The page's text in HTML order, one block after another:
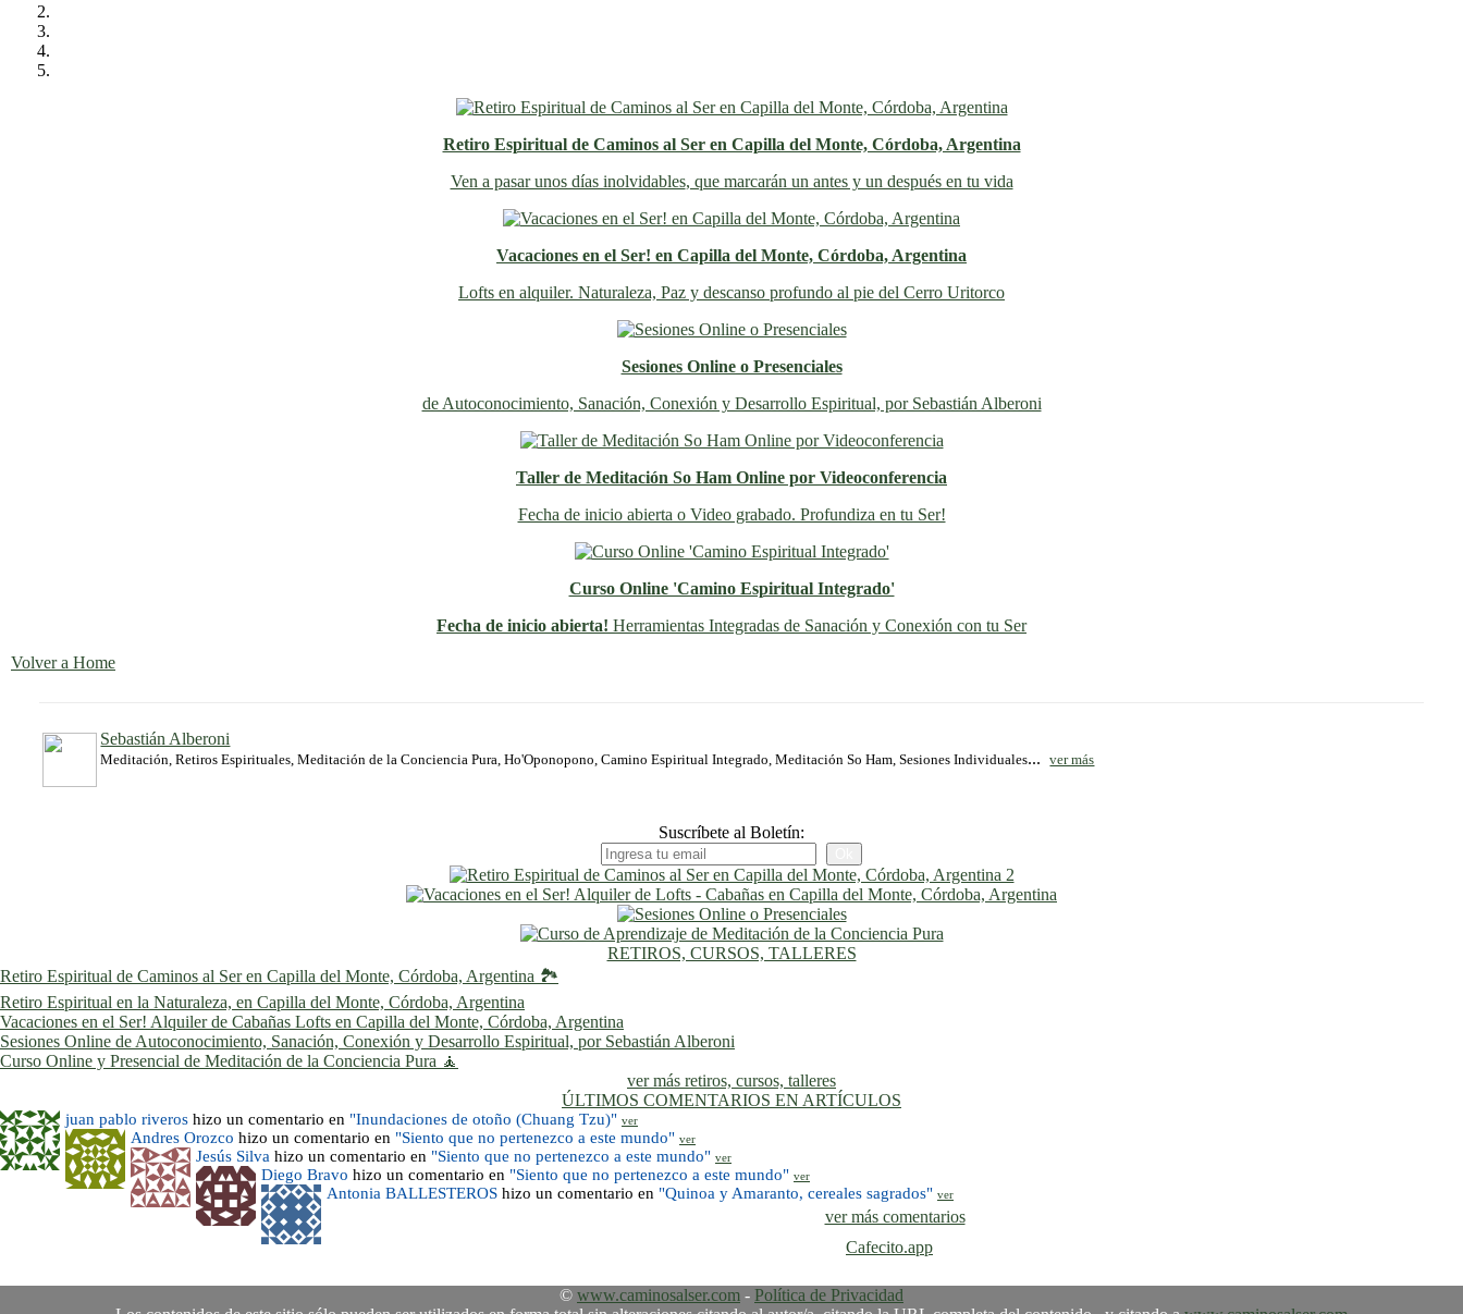
Retiro Espiritual de Caminos al Ser en Capilla del Monte, Córdoba, Argentina
Ven a pasar unos días inolvidables, que marcarán un antes y un después en tu vida
Vacaciones en el Ser! en Capilla del Monte, Córdoba, Argentina
Lofts en alquiler. Naturaleza, Paz y descanso profundo al pie del Cerro Uritorco
Sesiones Online o Presenciales
de Autoconocimiento, Sanación, Conexión y Desarrollo Espiritual, por Sebastián Alberoni
Taller de Meditación So Ham Online por Videoconferencia
Fecha de inicio abierta o Video grabado. Profundiza en tu Ser!
Curso Online 'Camino Espiritual Integrado'
Fecha de inicio abierta! Herramientas Integradas de Sanación y Conexión con tu Ser
Volver a Home
Sebastián Alberoni
Meditación, Retiros Espirituales, Meditación de la Conciencia Pura, Ho'Oponopono, Camino Espiritual Integrado, Meditación So Ham, Sesiones Individuales...ver más
Suscríbete al Boletín:
RETIROS, CURSOS, TALLERES
Retiro Espiritual de Caminos al Ser en Capilla del Monte, Córdoba, Argentina 🏞️
Retiro Espiritual en la Naturaleza, en Capilla del Monte, Córdoba, Argentina
Vacaciones en el Ser! Alquiler de Cabañas Lofts en Capilla del Monte, Córdoba, Argentina
Sesiones Online de Autoconocimiento, Sanación, Conexión y Desarrollo Espiritual, por Sebastián Alberoni
Curso Online y Presencial de Meditación de la Conciencia Pura 🧘
ver más retiros, cursos, talleres
ÚLTIMOS COMENTARIOS EN ARTÍCULOS
juan pablo riveros hizo un comentario en "Inundaciones de otoño (Chuang Tzu)" ver
Andres Orozco hizo un comentario en "Siento que no pertenezco a este mundo" ver
Jesús Silva hizo un comentario en "Siento que no pertenezco a este mundo" ver
Diego Bravo hizo un comentario en "Siento que no pertenezco a este mundo" ver
Antonia BALLESTEROS hizo un comentario en "Quinoa y Amaranto, cereales sagrados" ver
ver más comentarios
Cafecito.app
© www.caminosalser.com - Política de Privacidad